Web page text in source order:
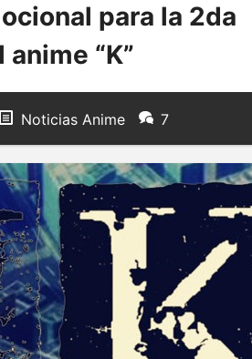
para la 2da
“K”
Noticias Anime 7